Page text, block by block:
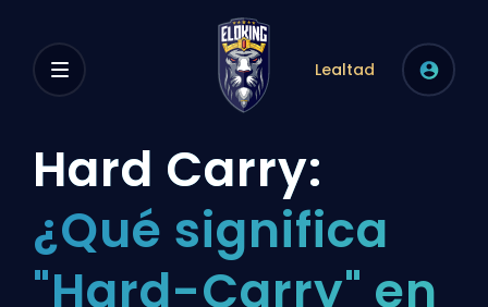
Lealtad
Hard Carry:
¿Qué significa
"Hard-Carry" en